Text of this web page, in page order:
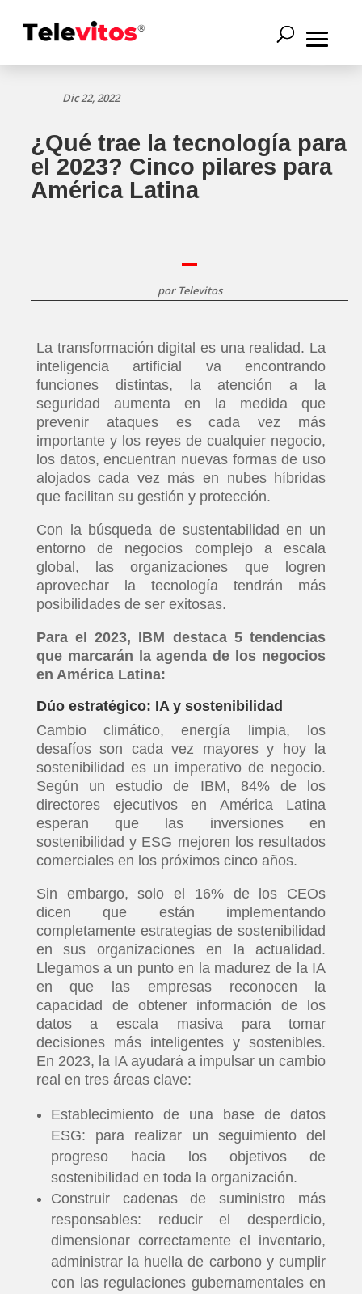
Dic 22, 2022
¿Qué trae la tecnología para
el 2023? Cinco pilares para
América Latina
por Televitos
La transformación digital es una realidad. La
inteligencia artificial va encontrando
funciones distintas, la atención a la
seguridad aumenta en la medida que
prevenir ataques es cada vez más
importante y los reyes de cualquier negocio,
los datos, encuentran nuevas formas de uso
alojados cada vez más en nubes híbridas
que facilitan su gestión y protección.
Con la búsqueda de sustentabilidad en un
entorno de negocios complejo a escala
global, las organizaciones que logren
aprovechar la tecnología tendrán más
posibilidades de ser exitosas.
Para el 2023, IBM destaca 5 tendencias
que marcarán la agenda de los negocios
en América Latina:
Dúo estratégico: IA y sostenibilidad
Cambio climático, energía limpia, los
desafíos son cada vez mayores y hoy la
sostenibilidad es un imperativo de negocio.
Según un estudio de IBM, 84% de los
directores ejecutivos en América Latina
esperan que las inversiones en
sostenibilidad y ESG mejoren los resultados
comerciales en los próximos cinco años.
Sin embargo, solo el 16% de los CEOs
dicen que están implementando
completamente estrategias de sostenibilidad
en sus organizaciones en la actualidad.
Llegamos a un punto en la madurez de la IA
en que las empresas reconocen la
capacidad de obtener información de los
datos a escala masiva para tomar
decisiones más inteligentes y sostenibles.
En 2023, la IA ayudará a impulsar un cambio
real en tres áreas clave:
Establecimiento de una base de datos
ESG: para realizar un seguimiento del
progreso hacia los objetivos de
sostenibilidad en toda la organización.
Construir cadenas de suministro más
responsables: reducir el desperdicio,
dimensionar correctamente el inventario,
administrar la huella de carbono y cumplir
con las regulaciones gubernamentales en